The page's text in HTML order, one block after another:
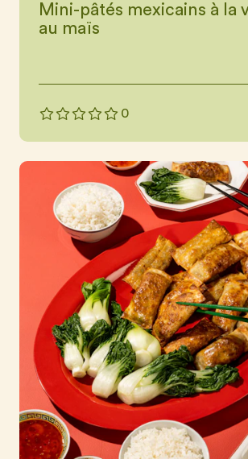
Mini-pâtés mexicains à la
au maïs
0